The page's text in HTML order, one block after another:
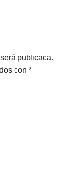
publicada.
con *